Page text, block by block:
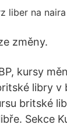
změny.
kursy
libry v
britské
Sekce